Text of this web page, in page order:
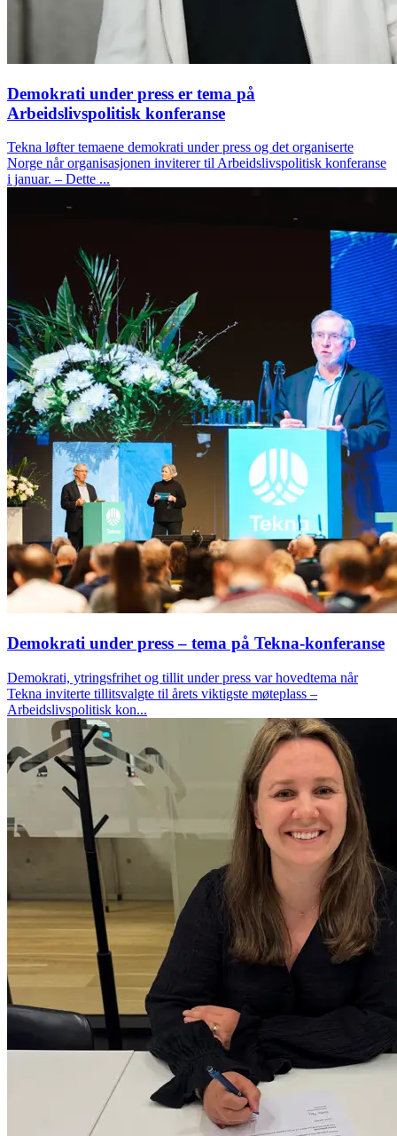
Demokrati under press er tema på
Arbeidslivspolitisk konferanse
Tekna løfter temaene demokrati under press og det organiserte
Norge når organisasjonen inviterer til Arbeidslivspolitisk konferanse
i januar. – Dette ...
Demokrati under press – tema på Tekna-konferanse
Demokrati, ytringsfrihet og tillit under press var hovedtema når
Tekna inviterte tillitsvalgte til årets viktigste møteplass –
Arbeidslivspolitisk kon...